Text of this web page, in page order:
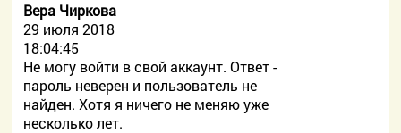
Вера Чиркова
29 июля 2018
18:04:45
Не могу войти в свой аккаунт. Ответ -
пароль неверен и пользователь не
найден. Хотя я ничего не меняю уже
несколько лет.